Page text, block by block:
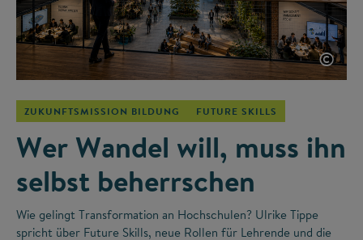
©
ZUKUNFTSMISSION BILDUNG FUTURE SKILLS
Wer Wandel will, muss ihn
selbst beherrschen
Wie gelingt Transformation an Hochschulen? Ulrike Tippe
spricht über Future Skills, neue Rollen für Lehrende und die